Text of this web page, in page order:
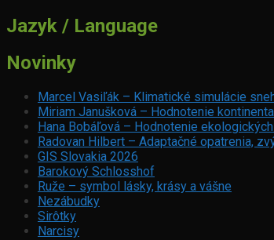
Jazyk / Language
Novinky
Marcel Vasiľák – Klimatické simulácie
Miriam Janušková – Hodnotenie
Hana Bobáľová – Hodnotenie
Radovan Hilbert – Adaptačné opatrenia,
GIS Slovakia 2026
Barokový Schlosshof
Ruže – symbol lásky, krásy a vášne
Nezábudky
Sirôtky
Narcisy